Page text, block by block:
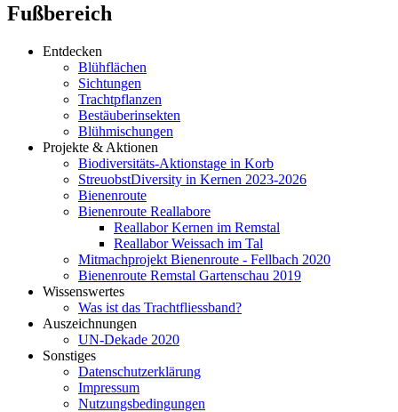
Fußbereich
Entdecken
Blühflächen
Sichtungen
Trachtpflanzen
Bestäuberinsekten
Blühmischungen
Projekte & Aktionen
Biodiversitäts-Aktionstage in Korb
StreuobstDiversity in Kernen 2023-2026
Bienenroute
Bienenroute Reallabore
Reallabor Kernen im Remstal
Reallabor Weissach im Tal
Mitmachprojekt Bienenroute - Fellbach 2020
Bienenroute Remstal Gartenschau 2019
Wissenswertes
Was ist das Trachtfliessband?
Auszeichnungen
UN-Dekade 2020
Sonstiges
Datenschutzerklärung
Impressum
Nutzungsbedingungen